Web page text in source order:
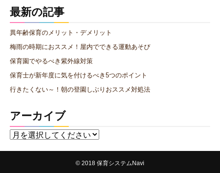
最新の記事
異年齢保育のメリット・デメリット
梅雨の時期におススメ！屋内でできる運動あそび
保育園でやるべき紫外線対策
保育士が新年度に気を付けるべき5つのポイント
行きたくない～！朝の登園しぶりおススメ対処法
アーカイブ
© 2018 保育システムNavi